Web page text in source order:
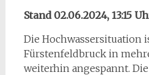
Stand 02.06.2024, 13:15
Die Hochwassersituation
Fürstenfeldbruck in
weiterhin angespannt.